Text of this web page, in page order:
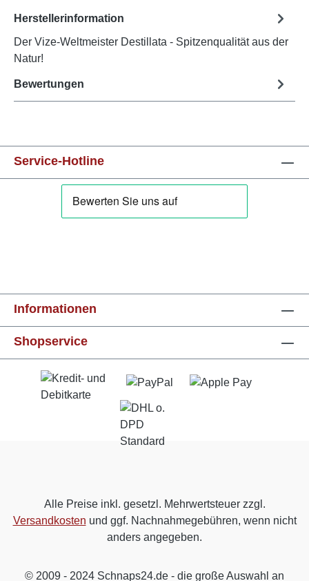
Herstellerinformation
Der Vize-Weltmeister Destillata - Spitzenqualität aus der
Natur!
Bewertungen
Service-Hotline
Informationen
Shopservice
Alle Preise inkl. gesetzl. Mehrwertsteuer zzgl.
Versandkosten und ggf. Nachnahmegebühren, wenn nicht
anders angegeben.
© 2009 - 2024 Schnaps24.de - die große Auswahl an